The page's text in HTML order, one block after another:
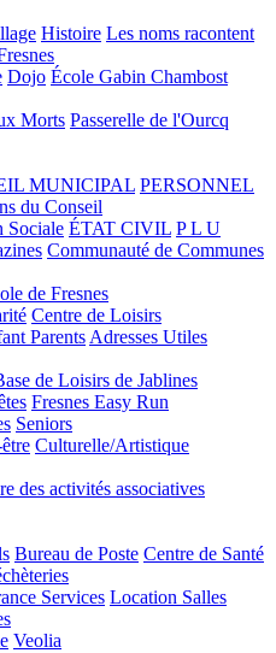
Histoire Les noms racontent
Dojo École Gabin Chambost
Morts Passerelle de l'Ourcq
MUNICIPAL PERSONNEL
du Conseil
Sociale ÉTAT CIVIL P L U
Communauté de Communes
de Fresnes
Centre de Loisirs
ParentsAdresses Utiles
de Loisirs de Jablines
Fresnes Easy Run
Seniors
Culturelle/Artistique
des activités associatives
Bureau de Poste Centre de Santé
Services Location Salles
Veolia